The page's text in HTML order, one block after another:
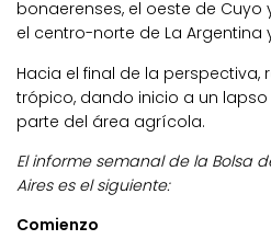
bonaerenses, el oeste de Cuyo
el centro-norte de La Argentina
Hacia el final de la perspectiva,
trópico, dando inicio a un
parte del área agrícola.
El informe semanal de la Bolsa
Aires es el siguiente:
Comienzo